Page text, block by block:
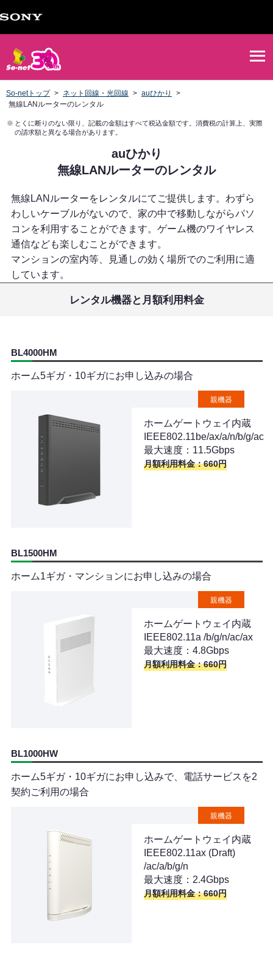
So-netトップ > ネット回線・光回線 > auひかり
>
無線LANルーターのレンタル
※ とくに断りのない限り、記載の金額はすべて税込金額です。消費税の計算上、実際
の請求額と異なる場合があります。
auひかり
無線LANルーターのレンタル
無線LANルーターをレンタルにてご提供します。わずら
わしいケーブルがないので、家の中で移動しながらパソ
コンを利用することができます。ゲーム機のワイヤレス
通信なども楽しむことができます。
マンションの室内等、見通しの効く場所でのご利用に適
しています。
レンタル機器と月額利用料金
BL4000HM
ホーム5ギガ・10ギガにお申し込みの場合
親機器
ホームゲートウェイ内蔵
IEEE802.11be/ax/a/n/b/g/ac
最大速度：11.5Gbps
月額利用料金：660円
BL1500HM
ホーム1ギガ・マンションにお申し込みの場合
親機器
ホームゲートウェイ内蔵
IEEE802.11a /b/g/n/ac/ax
最大速度：4.8Gbps
月額利用料金：660円
BL1000HW
ホーム5ギガ・10ギガにお申し込みで、電話サービスを2
契約ご利用の場合
親機器
ホームゲートウェイ内蔵
IEEE802.11ax (Draft)
/ac/a/b/g/n
最大速度：2.4Gbps
月額利用料金：660円